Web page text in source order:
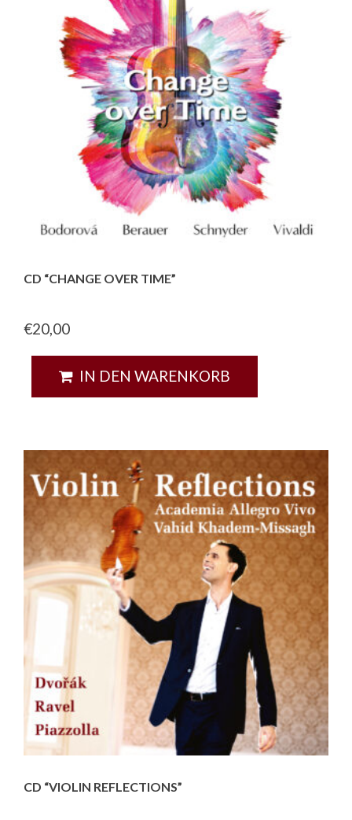
CD “CHANGE OVER TIME”
€20,00
IN DEN WARENKORB
CD “VIOLIN REFLECTIONS”